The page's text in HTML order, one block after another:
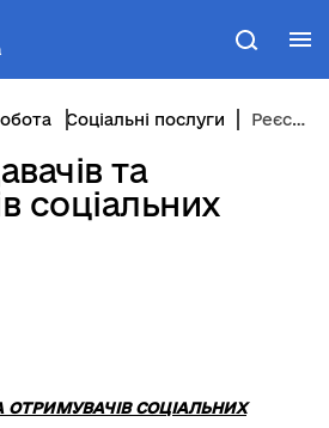
Пошук
Соціальні послуги Реєстр надавачів та отримувачів соціальних послуг
та
соціальних
ОТРИМУВАЧІВ СОЦІАЛЬНИХ